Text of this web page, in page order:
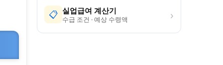
📋 실업급여 계산기
수급 조건 · 예상 수령액 ›